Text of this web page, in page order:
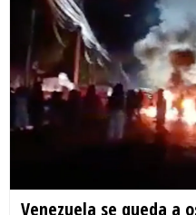
Venezuela se queda a